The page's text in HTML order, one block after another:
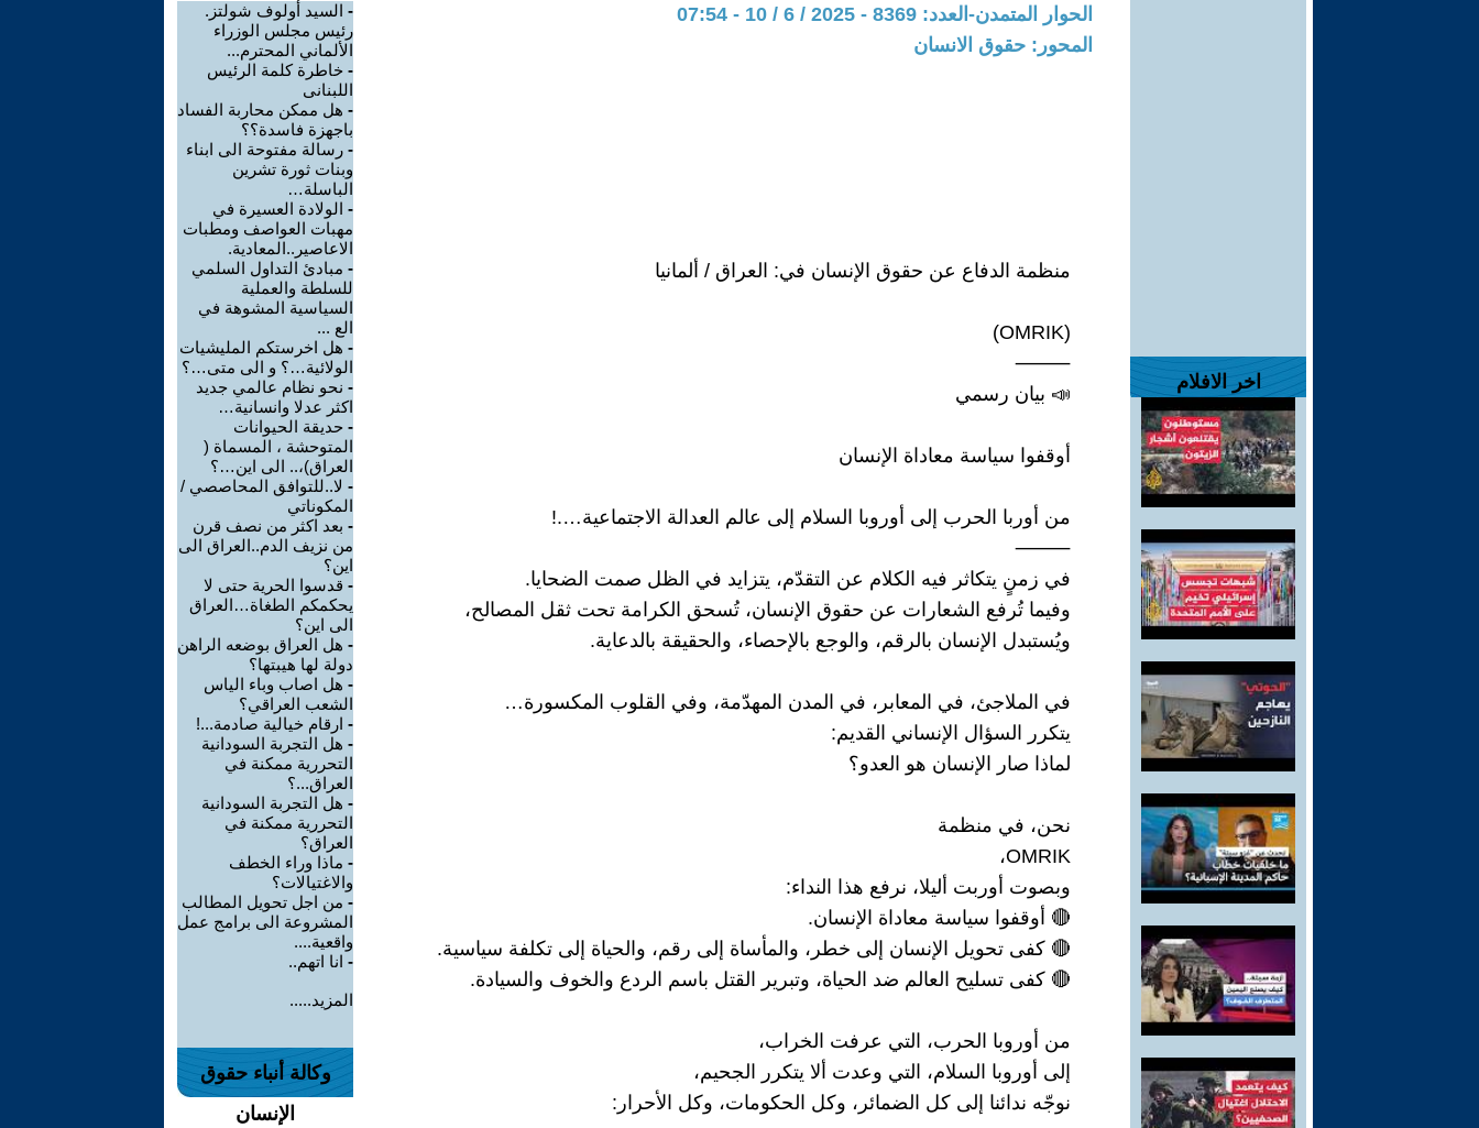
اخر الافلام
الحوار المتمدن-العدد: 8369 - 2025 / 6 / 10 - 07:54
المحور: حقوق الانسان
منظمة الدفاع عن حقوق الإنسان في: العراق / ألمانيا
(OMRIK)
⸻
📣 بيان رسمي
أوقفوا سياسة معاداة الإنسان
من أوربا الحرب إلى أوروبا السلام إلى عالم العدالة الاجتماعية….!
⸻
في زمنٍ يتكاثر فيه الكلام عن التقدّم، يتزايد في الظل صمت الضحايا.
وفيما تُرفع الشعارات عن حقوق الإنسان، تُسحق الكرامة تحت ثقل المصالح،
ويُستبدل الإنسان بالرقم، والوجع بالإحصاء، والحقيقة بالدعاية.
في الملاجئ، في المعابر، في المدن المهدّمة، وفي القلوب المكسورة…
يتكرر السؤال الإنساني القديم:
لماذا صار الإنسان هو العدو؟
نحن، في منظمة
OMRIK،
وبصوت أوربت أليلا، نرفع هذا النداء:
🔴 أوقفوا سياسة معاداة الإنسان.
🔴 كفى تحويل الإنسان إلى خطر، والمأساة إلى رقم، والحياة إلى تكلفة سياسية.
🔴 كفى تسليح العالم ضد الحياة، وتبرير القتل باسم الردع والخوف والسيادة.
من أوروبا الحرب، التي عرفت الخراب،
إلى أوروبا السلام، التي وعدت ألا يتكرر الجحيم،
نوجّه ندائنا إلى كل الضمائر، وكل الحكومات، وكل الأحرار:
- السيد أولوف شولتز.
رئيس مجلس الوزراء
الألماني المحترم...
- خاطرة كلمة الرئيس
اللبنانى
- هل ممكن محاربة الفساد
باجهزة فاسدة؟؟
- رسالة مفتوحة الى ابناء
وبنات ثورة تشرين
الباسلة…
- الولادة العسيرة في
مهبات العواصف ومطبات
الاعاصير..المعادية.
- مبادئ التداول السلمي
للسلطة والعملية
السياسية المشوهة في
الع ...
- هل اخرستكم المليشيات
الولائية…؟ و الى متى…؟
- نحو نظام عالمي جديد
اكثر عدلا وانسانية…
- حديقة الحيوانات
المتوحشة ، المسماة (
العراق)،.. الى اين…؟
- لا..للتوافق المحاصصي /
المكوناتي
- بعد اكثر من نصف قرن
من نزيف الدم..العراق الى
اين؟
- قدسوا الحرية حتى لا
يحكمكم الطغاة…العراق
الى اين؟
- هل العراق بوضعه الراهن
دولة لها هيبتها؟
- هل اصاب وباء الياس
الشعب العراقي؟
- ارقام خيالية صادمة...!
- هل التجربة السودانية
التحررية ممكنة في
العراق...؟
- هل التجربة السودانية
التحررية ممكنة في
العراق؟
- ماذا وراء الخطف
والاغتيالات؟
- من اجل تحويل المطالب
المشروعة الى برامج عمل
واقعية....
- انا اتهم..
المزيد.....
وكالة أنباء حقوق
الإنسان